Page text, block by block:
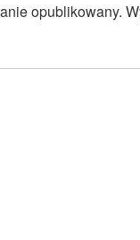
opublikowany.